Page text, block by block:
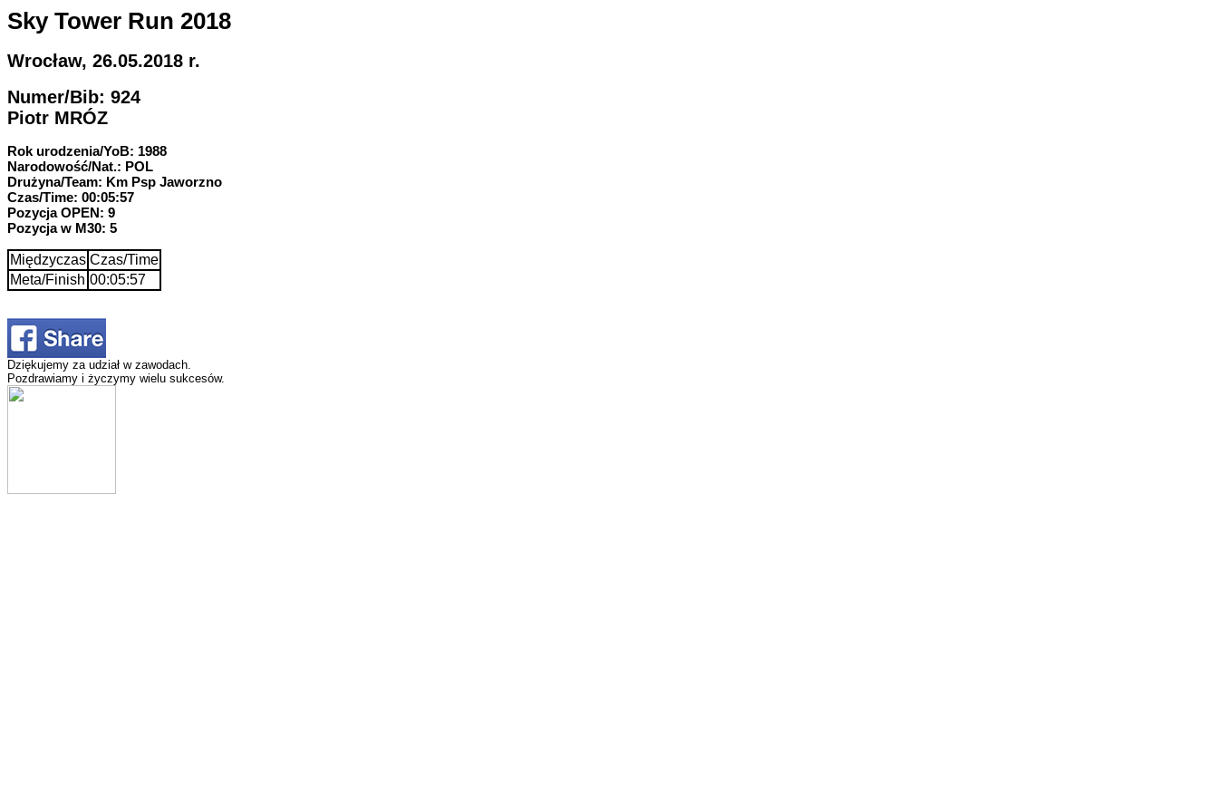
Sky Tower Run 2018
Wrocław, 26.05.2018 r.
Numer/Bib: 924
Piotr MRÓZ
Rok urodzenia/YoB: 1988
Narodowość/Nat.: POL
Drużyna/Team: Km Psp Jaworzno
Czas/Time: 00:05:57
Pozycja OPEN: 9
Pozycja w M30: 5
Międzyczas Czas/Time
Meta/Finish 00:05:57
Dziękujemy za udział w zawodach.
Pozdrawiamy i życzymy wielu sukcesów.